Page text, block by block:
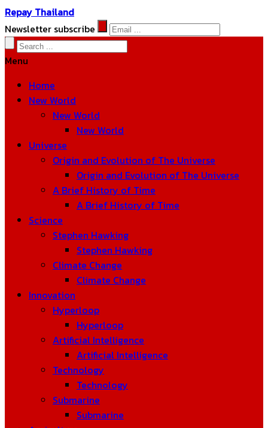
Repay Thailand
Newsletter subscribe
Menu
Home
New World
New World
New World
Universe
Origin and Evolution of The Universe
Origin and Evolution of The Universe
A Brief History of Time
A Brief History of Time
Science
Stephen Hawking
Stephen Hawking
Climate Change
Climate Change
Innovation
Hyperloop
Hyperloop
Artificial Intelligence
Artificial Intelligence
Technology
Technology
Submarine
Submarine